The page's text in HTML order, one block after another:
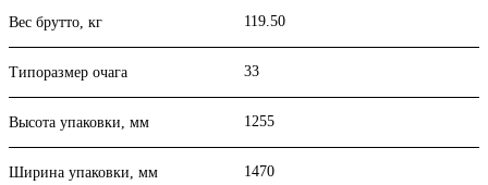
Вес брутто, кг 119.50
Типоразмер очага 33
Высота упаковки, мм 1255
Ширина упаковки, мм 1470